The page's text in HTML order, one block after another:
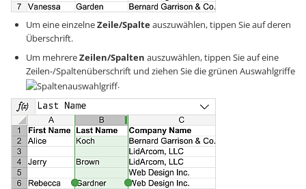
Um eine einzelneZeile/Spalteauszuwählen, tippen Sie auf deren
Überschrift.
Um mehrereZeilen/Spalten auszuwählen, tippen Sie auf eine
Zeilen-/Spaltenüberschrift und ziehen Sie die grünen Auswahlgriffe
.